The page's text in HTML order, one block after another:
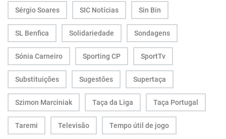
Sérgio Soares SIC Notícias Sin Bin
SL Benfica Solidariedade Sondagens
Sónia Carneiro Sporting CP SportTv
Substituições Sugestões Supertaça
Szimon Marciniak Taça da Liga Taça Portugal
Taremi Televisão Tempo útil de jogo